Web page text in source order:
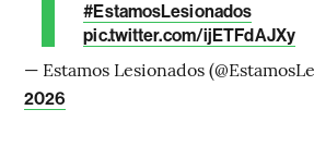
#EstamosLesionados
pic.twitter.com/ijETFdAJXy
— Estamos Lesionados
2026